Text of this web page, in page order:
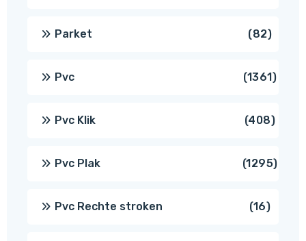
Parket 8282
Pvc 13611361
Pvc Klik 408408
Pvc Plak 12951295
Pvc Rechte stroken 1616